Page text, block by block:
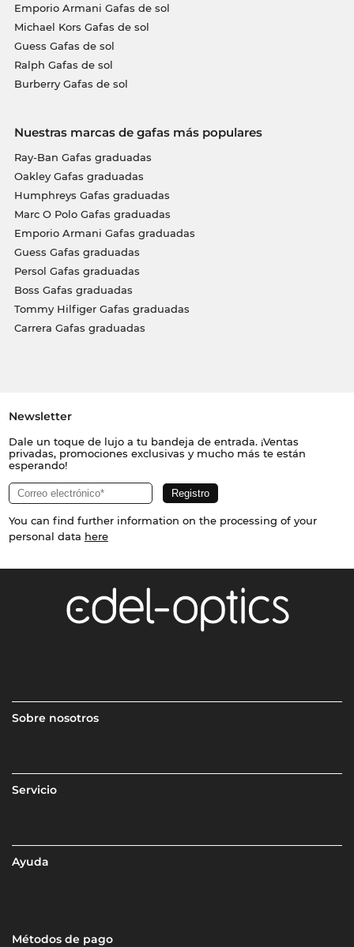
Emporio Armani Gafas de sol
Michael Kors Gafas de sol
Guess Gafas de sol
Ralph Gafas de sol
Burberry Gafas de sol
Nuestras marcas de gafas más populares
Ray-Ban Gafas graduadas
Oakley Gafas graduadas
Humphreys Gafas graduadas
Marc O Polo Gafas graduadas
Emporio Armani Gafas graduadas
Guess Gafas graduadas
Persol Gafas graduadas
Boss Gafas graduadas
Tommy Hilfiger Gafas graduadas
Carrera Gafas graduadas
Newsletter
Dale un toque de lujo a tu bandeja de entrada. ¡Ventas
privadas, promociones exclusivas y mucho más te están
esperando!
You can find further information on the processing of your
personal data here
Sobre nosotros
Servicio
Ayuda
Métodos de pago